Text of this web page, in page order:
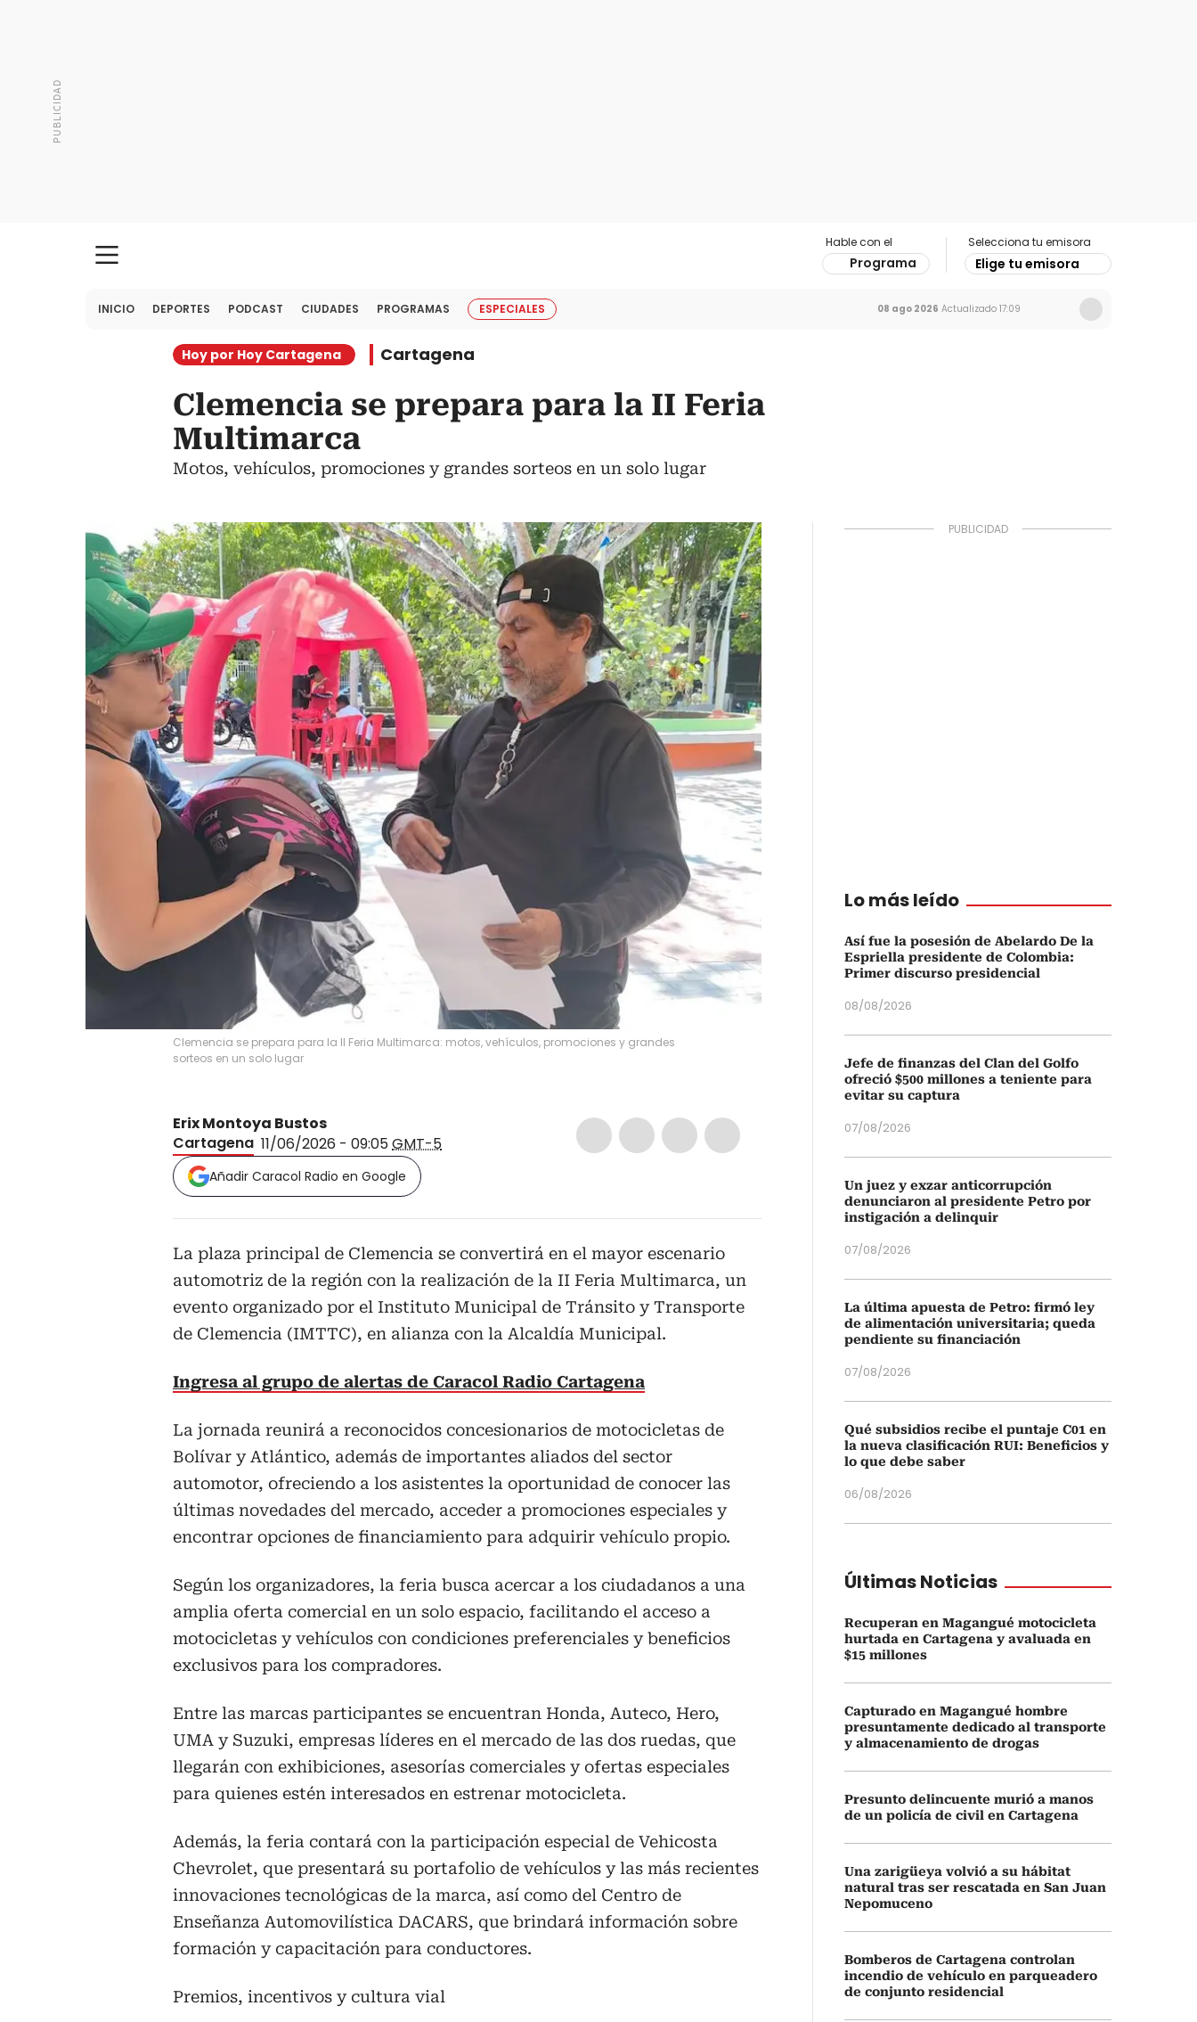
Hable con el
Programa
Selecciona tu emisora
Elige tu emisora
INICIO DEPORTES PODCAST CIUDADES PROGRAMAS ESPECIALES 08 ago 2026 Actualizado 17:09
Hoy por Hoy Cartagena Cartagena
Clemencia se prepara para la II Feria
Multimarca
Motos, vehículos, promociones y grandes sorteos en un solo lugar
Clemencia se prepara para la II Feria Multimarca: motos, vehículos, promociones y grandes
sorteos en un solo lugar
Erix Montoya Bustos
Cartagena 11/06/2026 - 09:05GMT-5
Añadir Caracol Radio en Google
La plaza principal de Clemencia se convertirá en el mayor escenario
automotriz de la región con la realización de la II Feria Multimarca, un
evento organizado por el Instituto Municipal de Tránsito y Transporte
de Clemencia (IMTTC), en alianza con la Alcaldía Municipal.
Ingresa al grupo de alertas de Caracol Radio Cartagena
La jornada reunirá a reconocidos concesionarios de motocicletas de
Bolívar y Atlántico, además de importantes aliados del sector
automotor, ofreciendo a los asistentes la oportunidad de conocer las
últimas novedades del mercado, acceder a promociones especiales y
encontrar opciones de financiamiento para adquirir vehículo propio.
Según los organizadores, la feria busca acercar a los ciudadanos a una
amplia oferta comercial en un solo espacio, facilitando el acceso a
motocicletas y vehículos con condiciones preferenciales y beneficios
exclusivos para los compradores.
Entre las marcas participantes se encuentran Honda, Auteco, Hero,
UMA y Suzuki, empresas líderes en el mercado de las dos ruedas, que
llegarán con exhibiciones, asesorías comerciales y ofertas especiales
para quienes estén interesados en estrenar motocicleta.
Además, la feria contará con la participación especial de Vehicosta
Chevrolet, que presentará su portafolio de vehículos y las más recientes
innovaciones tecnológicas de la marca, así como del Centro de
Enseñanza Automovilística DACARS, que brindará información sobre
formación y capacitación para conductores.
Premios, incentivos y cultura vial
Lo más leído
Así fue la posesión de Abelardo De la
Espriella presidente de Colombia:
Primer discurso presidencial
08/08/2026
Jefe de finanzas del Clan del Golfo
ofreció $500 millones a teniente para
evitar su captura
07/08/2026
Un juez y exzar anticorrupción
denunciaron al presidente Petro por
instigación a delinquir
07/08/2026
La última apuesta de Petro: firmó ley
de alimentación universitaria; queda
pendiente su financiación
07/08/2026
Qué subsidios recibe el puntaje C01 en
la nueva clasificación RUI: Beneficios y
lo que debe saber
06/08/2026
Últimas Noticias
Recuperan en Magangué motocicleta
hurtada en Cartagena y avaluada en
$15 millones
Capturado en Magangué hombre
presuntamente dedicado al transporte
y almacenamiento de drogas
Presunto delincuente murió a manos
de un policía de civil en Cartagena
Una zarigüeya volvió a su hábitat
natural tras ser rescatada en San Juan
Nepomuceno
Bomberos de Cartagena controlan
incendio de vehículo en parqueadero
de conjunto residencial